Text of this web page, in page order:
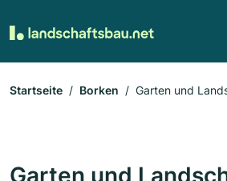
Startseite Borken Garten und